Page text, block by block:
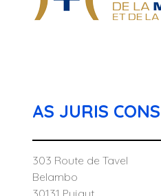
AS JURIS
303 Route de Tavel
Belambo